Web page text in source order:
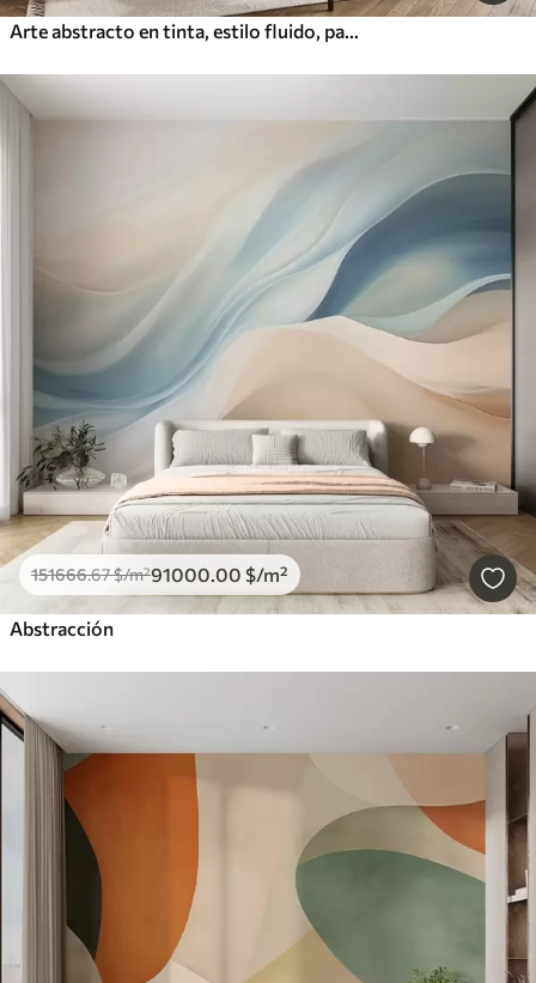
Arte abstracto en tinta, estilo fluido, paleta de colores beige
151666.67$/m²91000.00 $/m²
Abstracción